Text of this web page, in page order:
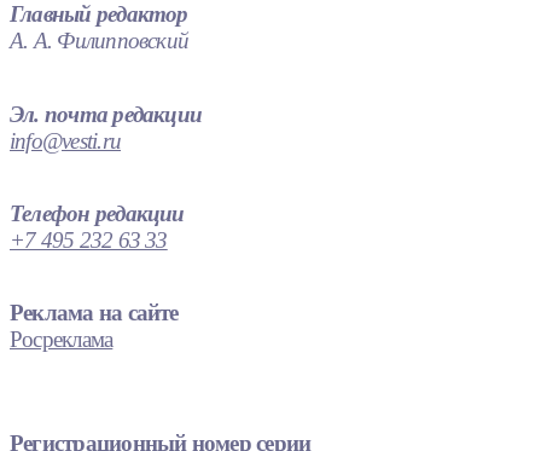
Главный редактор
А. А. Филипповский
Эл. почта редакции
info@vesti.ru
Телефон редакции
+7 495 232 63 33
Реклама на сайте
Росреклама
Регистрационный номер серии